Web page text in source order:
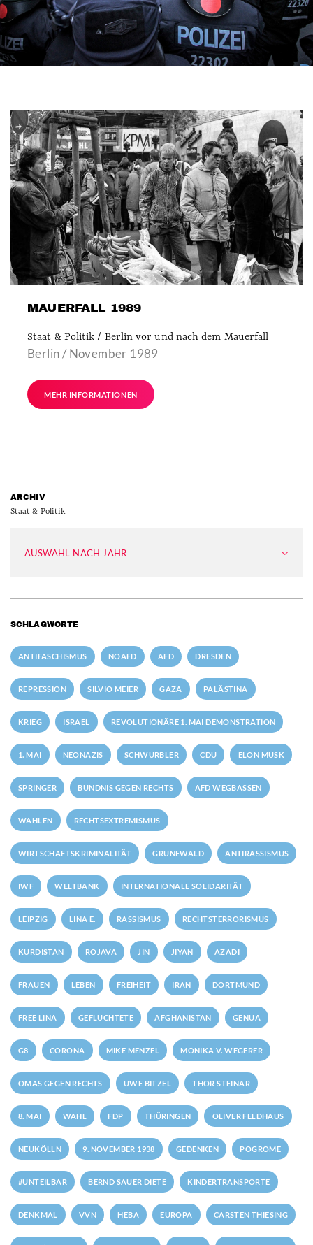
MAUERFALL 1989
Staat & Politik / Berlin vor und nach dem Mauerfall
Berlin / November 1989
MEHR INFORMATIONEN
ARCHIV
Staat & Politik
AUSWAHL NACH JAHR
SCHLAGWORTE
ANTIFASCHISMUS NOAFD AFD DRESDEN
REPRESSION SILVIO MEIER GAZA PALÄSTINA
KRIEG ISRAEL REVOLUTIONÄRE 1. MAI DEMONSTRATION
1. MAI NEONAZIS SCHWURBLER CDU ELON MUSK
SPRINGER BÜNDNIS GEGEN RECHTS AFD WEGBASSEN
WAHLEN RECHTSEXTREMISMUS
WIRTSCHAFTSKRIMINALITÄT GRUNEWALD ANTIRASSISMUS
IWF WELTBANK INTERNATIONALE SOLIDARITÄT
LEIPZIG LINA E. RASSISMUS RECHTSTERRORISMUS
KURDISTAN ROJAVA JIN JIYAN AZADI
FRAUEN LEBEN FREIHEIT IRAN DORTMUND
FREE LINA GEFLÜCHTETE AFGHANISTAN GENUA
G8 CORONA MIKE MENZEL MONIKA V. WEGERER
OMAS GEGEN RECHTS UWE BITZEL THOR STEINAR
8. MAI WAHL FDP THÜRINGEN OLIVER FELDHAUS
NEUKÖLLN 9. NOVEMBER 1938 GEDENKEN POGROME
#UNTEILBAR BERND SAUER DIETE KINDERTRANSPORTE
DENKMAL VVN HEBA EUROPA CARSTEN THIESING